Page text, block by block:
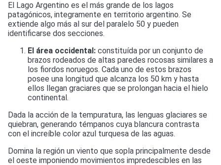
El Lago Argentino es el más grande de los lagos
patagónicos, integramente en territorio argentino. Se
extiende algo más al sur del paralelo 50 y pueden
identificarse dos secciones.
El área occidental: constituída por un conjunto de
brazos rodeados de altas paredes rocosas similares a
los fiordos noruegos. Cada uno de estos brazos
posee una longitud que alcanza los 50 km y hasta
ellos llegan graciares que se prolongan hacia el hielo
continental.
Dada la acción de la tempuratura, las lenguas glaciares se
quiebran, generando témpanos cuya blancura contrasta
con el increíble color azul turquesa de las aguas.
Domina la región un viento que sopla principalmente desde
el oeste imponiendo movimientos impredescibles en las